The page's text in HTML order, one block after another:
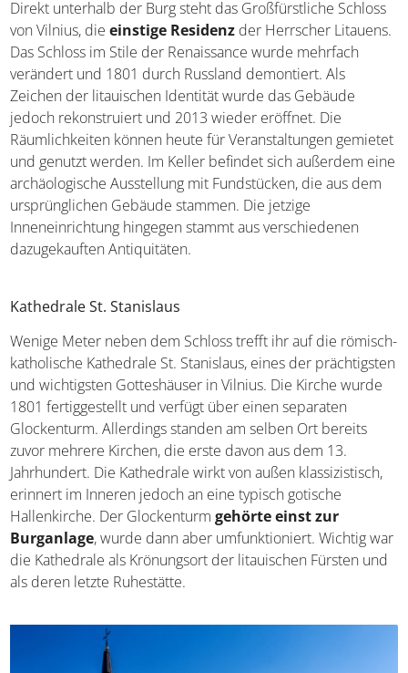
Direkt unterhalb der Burg steht das Großfürstliche Schloss
von Vilnius, dieeinstige Residenz der Herrscher Litauens.
Das Schloss im Stile der Renaissance wurde mehrfach
verändert und 1801 durch Russland demontiert. Als
Zeichen der litauischen Identität wurde das Gebäude
jedoch rekonstruiert und 2013 wieder eröffnet. Die
Räumlichkeiten können heute für Veranstaltungen gemietet
und genutzt werden. Im Keller befindet sich außerdem eine
archäologische Ausstellung mit Fundstücken, die aus dem
ursprünglichen Gebäude stammen. Die jetzige
Inneneinrichtung hingegen stammt aus verschiedenen
dazugekauften Antiquitäten.
Kathedrale St. Stanislaus
Wenige Meter neben dem Schloss trefft ihr auf die römisch-
katholische Kathedrale St. Stanislaus, eines der prächtigsten
und wichtigsten Gotteshäuser in Vilnius. Die Kirche wurde
1801 fertiggestellt und verfügt über einen separaten
Glockenturm. Allerdings standen am selben Ort bereits
zuvor mehrere Kirchen, die erste davon aus dem 13.
Jahrhundert. Die Kathedrale wirkt von außen klassizistisch,
erinnert im Inneren jedoch an eine typisch gotische
Hallenkirche. Der Glockenturmgehörte einst zur
Burganlage, wurde dann aber umfunktioniert. Wichtig war
die Kathedrale als Krönungsort der litauischen Fürsten und
als deren letzte Ruhestätte.